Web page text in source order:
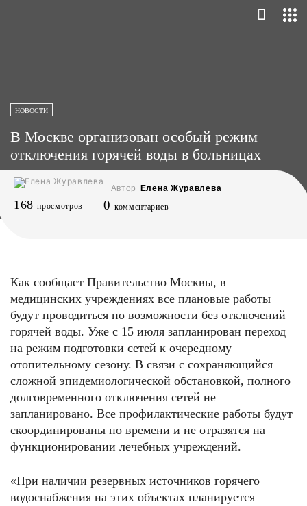
НОВОСТИ
В Москве организован особый режим
отключения горячей воды в больницах
Автор Елена Журавлева
168 просмотров 0 комментариев
Как сообщает Правительство Москвы, в
медицинских учреждениях все плановые работы
будут проводиться по возможности без отключений
горячей воды. Уже с 15 июля запланирован переход
на режим подготовки сетей к очередному
отопительному сезону. В связи с сохраняющийся
сложной эпидемиологической обстановкой, полного
долговременного отключения сетей не
запланировано. Все профилактические работы будут
скоординированы по времени и не отразятся на
функционировании лечебных учреждений.
«При наличии резервных источников горячего
водоснабжения на этих объектах планируется